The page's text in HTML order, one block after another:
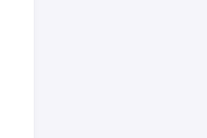
& \text{for } 0